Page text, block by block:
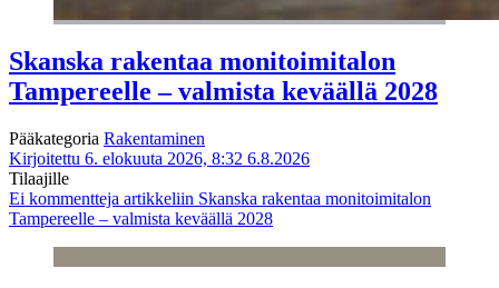
Skanska rakentaa monitoimitalon
Tampereelle – valmista keväällä 2028
Pääkategoria Rakentaminen
Kirjoitettu 6. elokuuta 2026, 8:32 6.8.2026
Tilaajille
Ei kommentteja artikkeliin Skanska rakentaa monitoimitalon
Tampereelle – valmista keväällä 2028